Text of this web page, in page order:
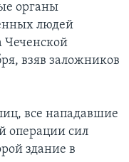
органы
людей
Чеченской
взяв заложников
все нападавшие
операции сил
здание в